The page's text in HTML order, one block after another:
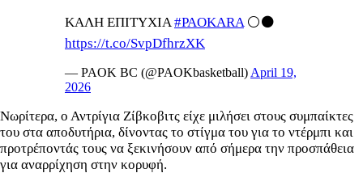
ΚΑΛΗ ΕΠΙΤΥΧΙΑ#PAOKARA⚪️⚫️
https://t.co/SvpDfhrzXK
— PAOK BC (@PAOKbasketball) April 19,
2026
Νωρίτερα, ο Αντρίγια Ζίβκοβιτς είχε μιλήσει στους συμπαίκτες
του στα αποδυτήρια, δίνοντας το στίγμα του για το ντέρμπι και
προτρέποντάς τους να ξεκινήσουν από σήμερα την προσπάθεια
για αναρρίχηση στην κορυφή.